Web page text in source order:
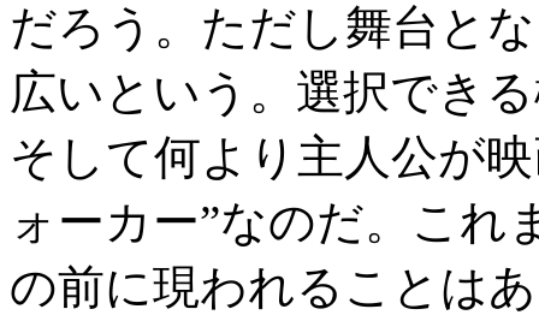
だろう。ただし舞台と
広いという。選択でき
そして何より主人公が
ォーカー”なのだ。これ
の前に現われることは